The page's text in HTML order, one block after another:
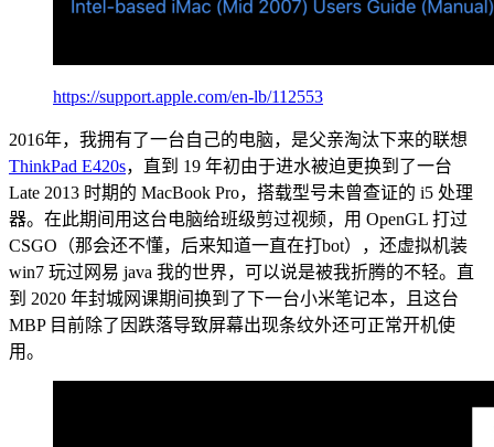
https://support.apple.com/en-lb/112553
2016年，我拥有了一台自己的电脑，是父亲淘汰下来的联想
ThinkPad E420s，直到 19 年初由于进水被迫更换到了一台
Late 2013 时期的 MacBook Pro，搭载型号未曾查证的 i5 处理
器。在此期间用这台电脑给班级剪过视频，用 OpenGL 打过
CSGO（那会还不懂，后来知道一直在打bot），还虚拟机装
win7 玩过网易 java 我的世界，可以说是被我折腾的不轻。直
到 2020 年封城网课期间换到了下一台小米笔记本，且这台
MBP 目前除了因跌落导致屏幕出现条纹外还可正常开机使
用。